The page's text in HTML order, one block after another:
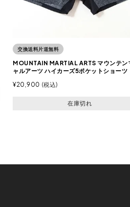
交換送料片道無料
MOUNTAIN MARTIAL ARTS マウンテン
ャルアーツ ハイカーズ5ポケットショーツ
¥20,900 税込
在庫切れ